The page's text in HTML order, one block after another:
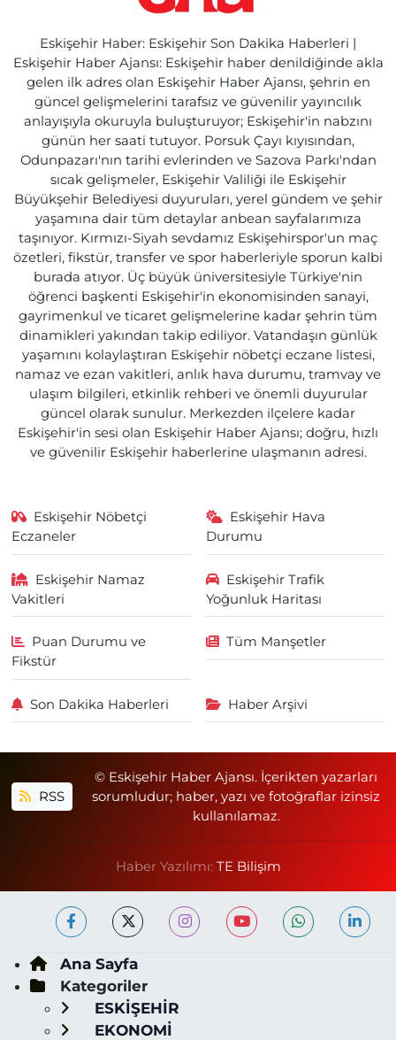
Eskişehir Haber: Eskişehir Son Dakika Haberleri |
Eskişehir Haber Ajansı: Eskişehir haber denildiğinde akla
gelen ilk adres olan Eskişehir Haber Ajansı, şehrin en
güncel gelişmelerini tarafsız ve güvenilir yayıncılık
anlayışıyla okuruyla buluşturuyor; Eskişehir'in nabzını
günün her saati tutuyor. Porsuk Çayı kıyısından,
Odunpazarı'nın tarihi evlerinden ve Sazova Parkı'ndan
sıcak gelişmeler, Eskişehir Valiliği ile Eskişehir
Büyükşehir Belediyesi duyuruları, yerel gündem ve şehir
yaşamına dair tüm detaylar anbean sayfalarımıza
taşınıyor. Kırmızı-Siyah sevdamız Eskişehirspor'un maç
özetleri, fikstür, transfer ve spor haberleriyle sporun kalbi
burada atıyor. Üç büyük üniversitesiyle Türkiye'nin
öğrenci başkenti Eskişehir'in ekonomisinden sanayi,
gayrimenkul ve ticaret gelişmelerine kadar şehrin tüm
dinamikleri yakından takip ediliyor. Vatandaşın günlük
yaşamını kolaylaştıran Eskişehir nöbetçi eczane listesi,
namaz ve ezan vakitleri, anlık hava durumu, tramvay ve
ulaşım bilgileri, etkinlik rehberi ve önemli duyurular
güncel olarak sunulur. Merkezden ilçelere kadar
Eskişehir'in sesi olan Eskişehir Haber Ajansı; doğru, hızlı
ve güvenilir Eskişehir haberlerine ulaşmanın adresi.
Eskişehir Nöbetçi
Eczaneler
Eskişehir Hava
Durumu
Eskişehir Namaz
Vakitleri
Eskişehir Trafik
Yoğunluk Haritası
Puan Durumu ve
Fikstür
Tüm Manşetler
Son Dakika Haberleri Haber Arşivi
RSS
© Eskişehir Haber Ajansı. İçerikten yazarları
sorumludur; haber, yazı ve fotoğraflar izinsiz
kullanılamaz.
Haber Yazılımı: TE Bilişim
Ana Sayfa
Kategoriler
ESKİŞEHİR
EKONOMİ